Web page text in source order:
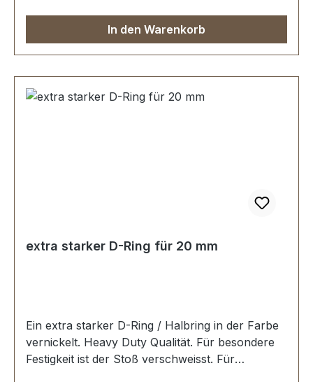
In den Warenkorb
extra starker D-Ring für 20 mm
Ein extra starker D-Ring / Halbring in der Farbe
vernickelt. Heavy Duty Qualität. Für besondere
Festigkeit ist der Stoß verschweisst. Für